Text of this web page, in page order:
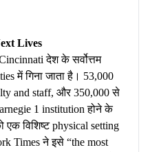
Lives
देश के सर्वोत्तम
में गिना जाता है। 53,000
and staff, और 350,000 से
1 institution होने के
एक विशिष्ट physical setting
Times ने इसे “the most